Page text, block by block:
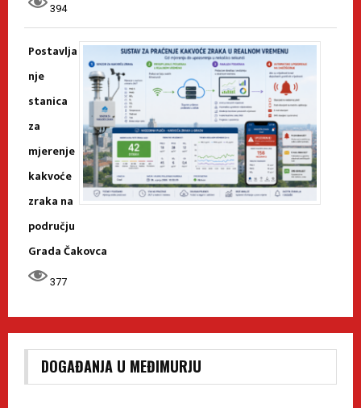
394
Postavlja
nje
stanica
za
mjerenje
kakvoće
zraka na
području
Grada Čakovca
377
DOGAĐANJA U MEĐIMURJU